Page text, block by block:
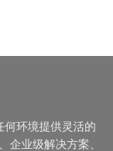
何环境提供灵活的
企业级解决方案、